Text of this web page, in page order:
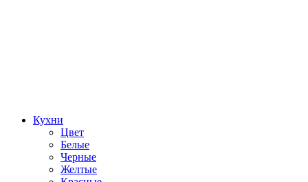
Кухни
Цвет
Белые
Черные
Желтые